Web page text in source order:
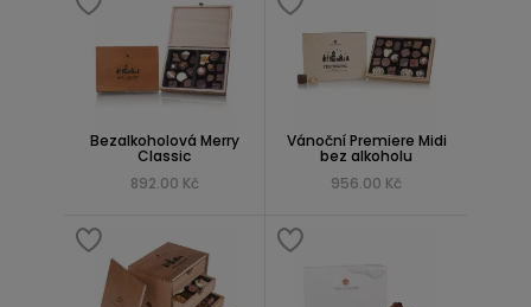
Bezalkoholová Merry
Classic
892.00 Kč
Vánoční Premiere Midi
bez alkoholu
956.00 Kč